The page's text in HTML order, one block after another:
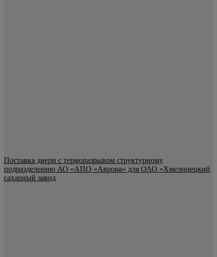
Поставка двери с терморазрывом структурному
подразделению АО «АПО «Аврора» для ОАО «Хмелинецкий
сахарный завод